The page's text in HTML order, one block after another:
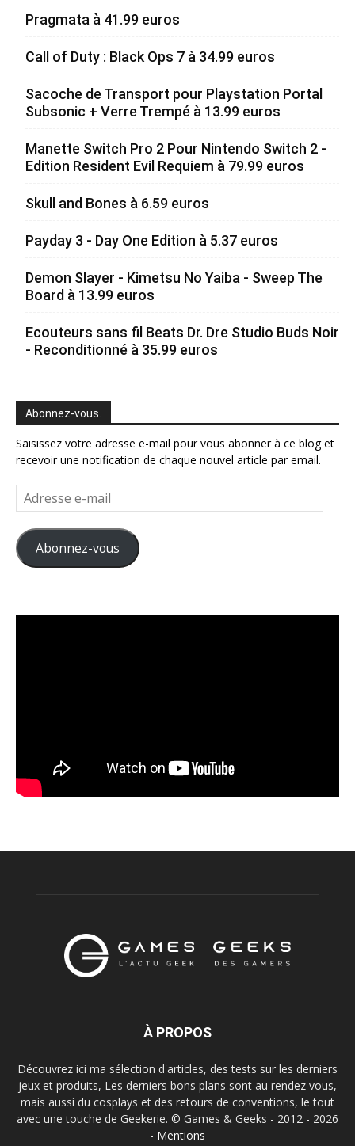
Pragmata à 41.99 euros
Call of Duty : Black Ops 7 à 34.99 euros
Sacoche de Transport pour Playstation Portal
Subsonic + Verre Trempé à 13.99 euros
Manette Switch Pro 2 Pour Nintendo Switch 2 -
Edition Resident Evil Requiem à 79.99 euros
Skull and Bones à 6.59 euros
Payday 3 - Day One Edition à 5.37 euros
Demon Slayer - Kimetsu No Yaiba - Sweep The
Board à 13.99 euros
Ecouteurs sans fil Beats Dr. Dre Studio Buds Noir
- Reconditionné à 35.99 euros
Abonnez-vous.
Saisissez votre adresse e-mail pour vous abonner à ce blog et
recevoir une notification de chaque nouvel article par email.
Adresse
e-
mail
Abonnez-vous
À PROPOS
Découvrez ici ma sélection d'articles, des tests sur les derniers
jeux et produits, Les derniers bons plans sont au rendez vous,
mais aussi du cosplays et des retours de conventions, le tout
avec une touche de Geekerie. © Games & Geeks - 2012 - 2026
- Mentions